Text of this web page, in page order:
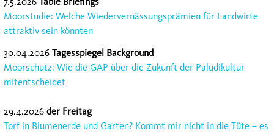
Moorstudie: Welche Wiedervernässungsprämien für Landwirte
attraktiv sein könnten
30.04.2026 Tagesspiegel Background
Moorschutz: Wie die GAP über die Zukunft der Paludikultur
mitentscheidet
29.4.2026 der Freitag
Torf in Blumenerde und Garten? Kommt mir nicht in die Tüte – es